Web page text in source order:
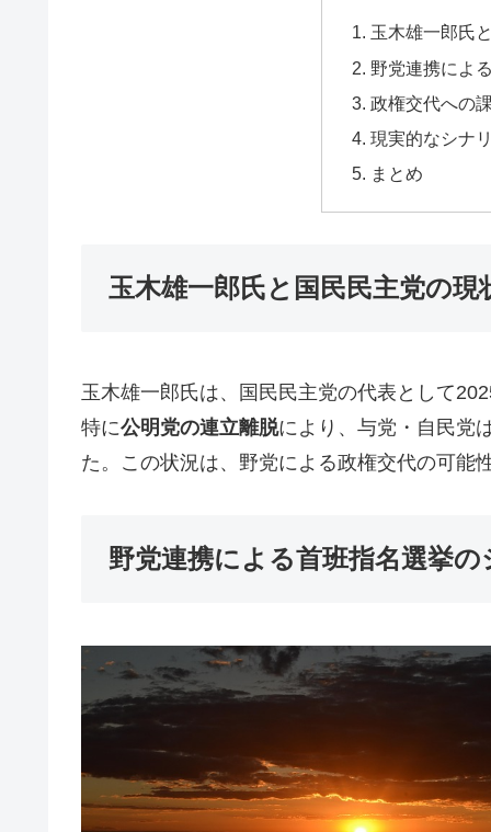
玉木雄一郎氏
野党連携によ
政権交代への
現実的なシナ
まとめ
玉木雄一郎氏と国民民主党の現
玉木雄一郎氏は、国民民主党の代表として
特に公明党の連立離脱により、与党・自民党
た。この状況は、野党による政権交代の可能
野党連携による首班指名選挙